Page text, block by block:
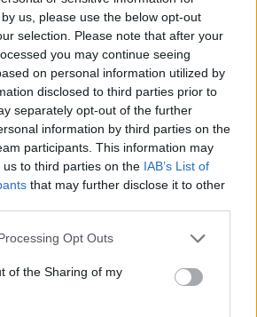
us, please use the below opt-out
selection. Please note that after your
you may continue seeing
on personal information utilized by
disclosed to third parties prior to
separately opt-out of the further
information by third parties on the
participants. This information may
to third parties on the IAB’s List of
that may further disclose it to other
website/app uses one or more Google
or usage behaviour. You may click to
to Google and its third-party tags to
specified purposes in below Google
Opt Outs
of the Sharing of my
με γιαούρτι
αχλάδι, 2 μανταρίνια,
κανέλα)
ψωμί πολύσπορο με
& 1 μπανάνα, Καφές
10 ανάλατα αμύγδαλα & 1
& 1 φλ. ρόφημα
γιαχνί, 1 μερίδα
γιαούρτι 2% & κανέλα & 3